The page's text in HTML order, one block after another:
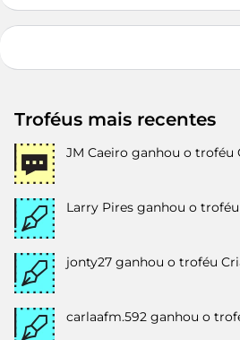
Troféus mais recentes
JM Caeiro ganhou o troféu
Larry Pires ganhou o
jonty27 ganhou o troféu
carlaafm.592 ganhou o